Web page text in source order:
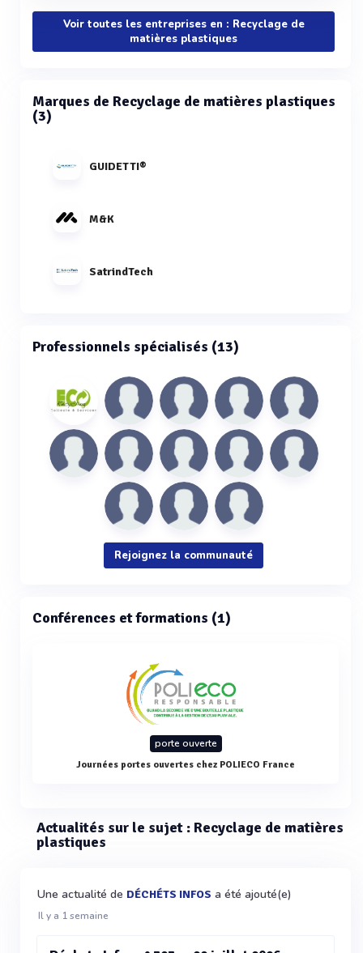
Voir toutes les entreprises en : Recyclage de
matières plastiques
Marques de Recyclage de matières plastiques
(3)
GUIDETTI®
M&K
SatrindTech
Professionnels spécialisés (13)
Rejoignez la communauté
Conférences et formations (1)
porte ouverte
Journées portes ouvertes chez POLIECO France
Actualités sur le sujet : Recyclage de matières
plastiques
Une actualité de DÉCHÉTS INFOS a été ajouté(e)
Il y a 1 semaine